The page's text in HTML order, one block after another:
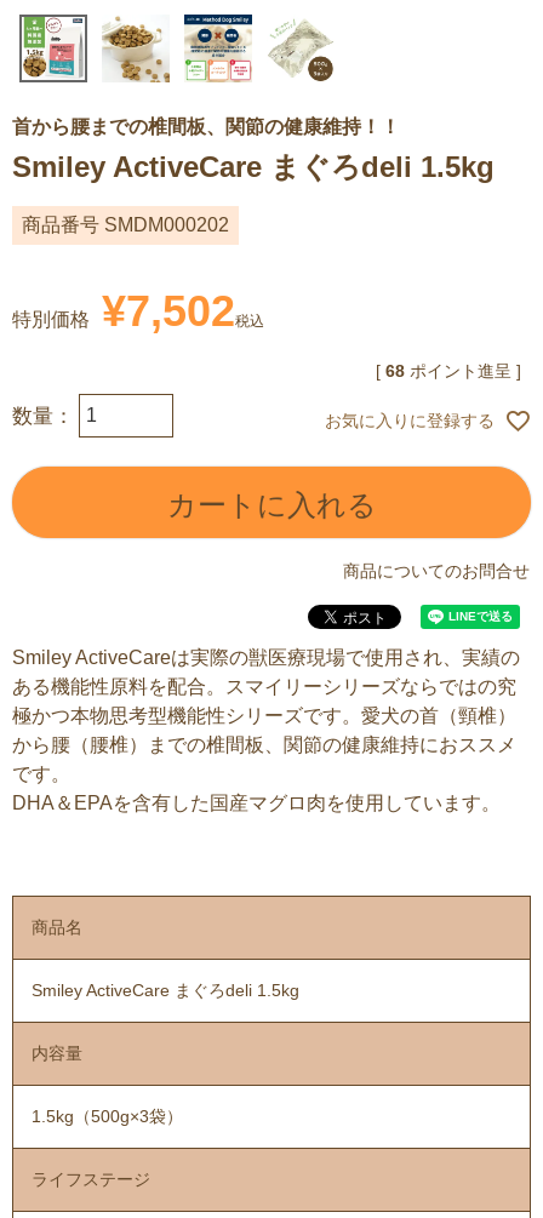
首から腰までの椎間板、関節の健康維持！！
Smiley ActiveCare まぐろdeli 1.5kg
商品番号 SMDM000202
特別価格 ¥7,502税込
[ 68 ポイント進呈 ]
お気に入りに登録する
カートに入れる
商品についてのお問合せ
Smiley ActiveCareは実際の獣医療現場で使用され、実績の
ある機能性原料を配合。スマイリーシリーズならではの究
極かつ本物思考型機能性シリーズです。愛犬の首（頸椎）
から腰（腰椎）までの椎間板、関節の健康維持におススメ
です。
DHA＆EPAを含有した国産マグロ肉を使用しています。
商品名
Smiley ActiveCare まぐろdeli 1.5kg
内容量
1.5kg（500g×3袋）
ライフステージ